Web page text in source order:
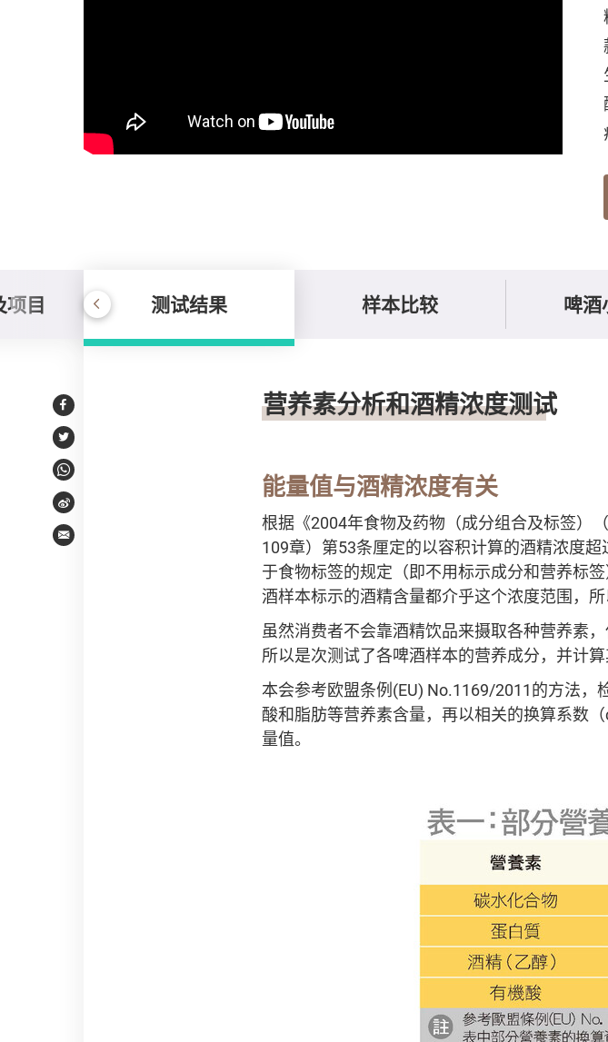
项目 测试结果 样本比较 啤酒
Facebook
Twitter
WhatsApp
Weibo
Email
测试结果
营养素分析和酒精浓度测试
能量值与酒精浓度有关
根据《2004年食物及药物（成分组合及标签）
109章）第53条厘定的以容积计算的酒精浓度
于食物标签的规定（即不用标示成分和营养标
酒样本标示的酒精含量都介乎这个浓度范围，
虽然消费者不会靠酒精饮品来摄取各种营养素
所以是次测试了各啤酒样本的营养成分，并计
本会参考欧盟条例(EU) No.1169/2011的方法
酸和脂肪等营养素含量，再以相关的换算系数
量值。